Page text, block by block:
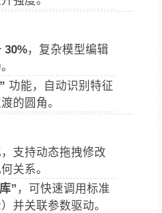
30%，复杂模型编辑
功能，自动识别特征
的圆角。
支持动态拖拽修改
关系。
” ，可快速调用标准
并关联参数驱动。